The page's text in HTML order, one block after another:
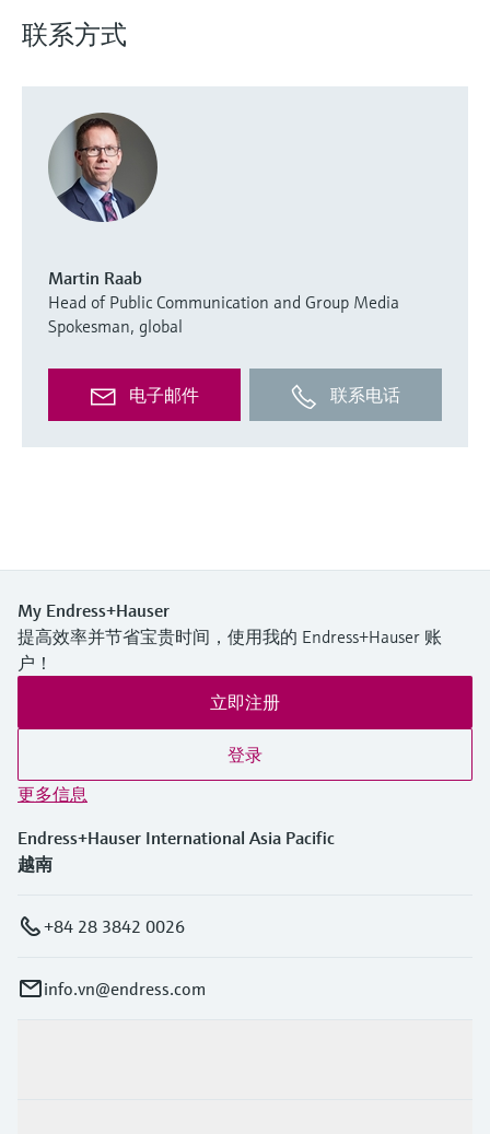
联系方式
Martin Raab
Head of Public Communication and Group Media
Spokesman, global
电子邮件 联系电话
My Endress+Hauser
提高效率并节省宝贵时间，使用我的 Endress+Hauser 账
户！
立即注册
登录
更多信息
Endress+Hauser International Asia Pacific
越南
+84 28 3842 0026
info.vn@endress.com